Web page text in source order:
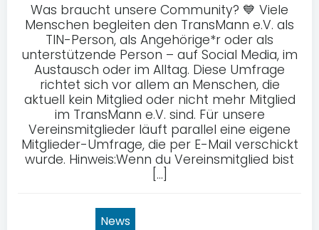
Was braucht unsere Community? 💙 Viele
Menschen begleiten den TransMann e.V. als
TIN-Person, als Angehörige*r oder als
unterstützende Person – auf Social Media, im
Austausch oder im Alltag. Diese Umfrage
richtet sich vor allem an Menschen, die
aktuell kein Mitglied oder nicht mehr Mitglied
im TransMann e.V. sind. Für unsere
Vereinsmitglieder läuft parallel eine eigene
Mitglieder-Umfrage, die per E-Mail verschickt
wurde. Hinweis:Wenn du Vereinsmitglied bist
[…]
News